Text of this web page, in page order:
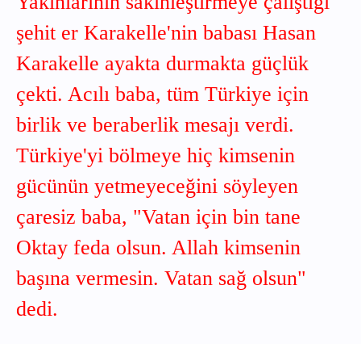
şehit er Karakelle'nin babası Hasan
Karakelle ayakta durmakta güçlük
çekti. Acılı baba, tüm Türkiye için
birlik ve beraberlik mesajı verdi.
Türkiye'yi bölmeye hiç kimsenin
gücünün yetmeyeceğini söyleyen
çaresiz baba, "Vatan için bin tane
Oktay feda olsun. Allah kimsenin
başına vermesin. Vatan sağ olsun"
dedi.